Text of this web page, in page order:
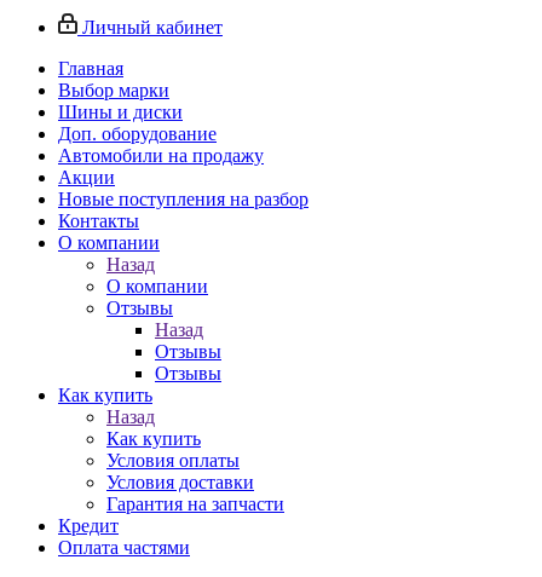
Личный кабинет
Главная
Выбор марки
Шины и диски
Доп. оборудование
Автомобили на продажу
Акции
Новые поступления на разбор
Контакты
О компании
Назад
О компании
Отзывы
Назад
Отзывы
Отзывы
Как купить
Назад
Как купить
Условия оплаты
Условия доставки
Гарантия на запчасти
Кредит
Оплата частями